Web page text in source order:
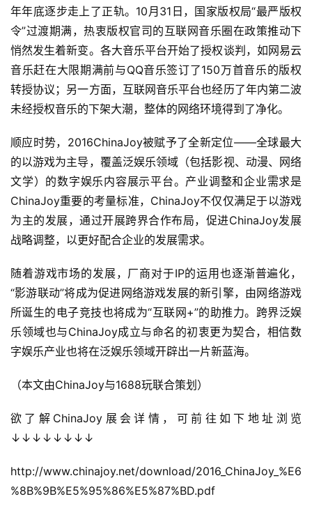
页
游
茶
原
创
游
戏
业
界
手
机
游
戏
机
戏
年年底逐步走上了正轨。10月31日，国家版权局“最严版权
令”过渡期满，热衷版权官司的互联网音乐圈在政策推动下
悄然发生着新变。各大音乐平台开始了授权谈判，如网易云
音乐赶在大限期满前与QQ音乐签订了150万首音乐的版权
转授协议；另一方面，互联网音乐平台也经历了年内第二波
未经授权音乐的下架大潮，整体的网络环境得到了净化。
顺应时势，2016ChinaJoy被赋予了全新定位——全球最大
的以游戏为主导，覆盖泛娱乐领域（包括影视、动漫、网络
文学）的数字娱乐内容展示平台。产业调整和企业需求是
ChinaJoy重要的考量标准，ChinaJoy不仅仅满足于以游戏
为主的发展，通过开展跨界合作布局，促进ChinaJoy发展
战略调整，以更好配合企业的发展需求。
随着游戏市场的发展，厂商对于IP的运用也逐渐普遍化，
“影游联动”将成为促进网络游戏发展的新引擎，由网络游戏
所诞生的电子竞技也将成为“互联网+”的助推力。跨界泛娱
乐领域也与ChinaJoy成立与命名的初衷更为契合，相信数
字娱乐产业也将在泛娱乐领域开辟出一片新蓝海。
（本文由ChinaJoy与1688玩联合策划）
欲了解ChinaJoy展会详情，可前往如下地址浏览
↓↓↓↓↓↓↓↓
http://www.chinajoy.net/download/2016_ChinaJoy_%E6
%8B%9B%E5%95%86%E5%87%BD.pdf